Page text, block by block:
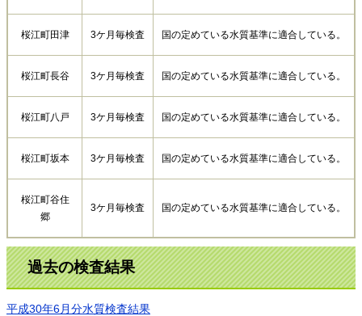
桜江町田津 3ケ月毎検査 国の定めている水質基準に適合している。
桜江町長谷 3ケ月毎検査 国の定めている水質基準に適合している。
桜江町八戸 3ケ月毎検査 国の定めている水質基準に適合している。
桜江町坂本 3ケ月毎検査 国の定めている水質基準に適合している。
桜江町谷住
郷
3ケ月毎検査 国の定めている水質基準に適合している。
過去の検査結果
平成30年6月分水質検査結果